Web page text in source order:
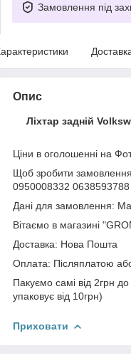
Замовлення під
Опис
Ліхтар задній
Ціни в оголошенні на
Щоб зробити
0950008332 0638593788
Дані для замовлення:
Вітаємо в магазині
Доставка: Нова Пошта
Оплата: Післяплатою
Пакуємо самі від 2грн
упаковує від 10грн)
Приховати